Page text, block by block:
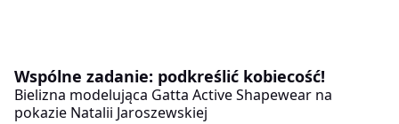
Wspólne zadanie: podkreślić kobiecość!
Bielizna modelująca Gatta Active Shapewear na
pokazie Natalii Jaroszewskiej